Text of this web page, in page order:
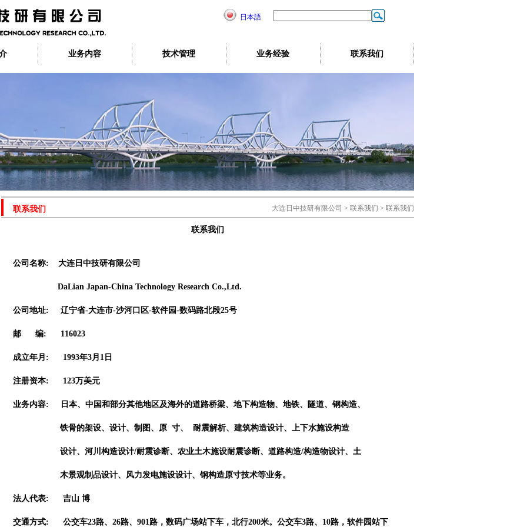
日本語
业务内容 技术管理 业务经验 联系我们
联系我们 大连日中技研有限公司 > 联系我们 > 联系我们
联系我们
公司名称: 大连日中技研有限公司
DaLian Japan-China Technology Research Co.,Ltd.
公司地址: 辽宁省-大连市-沙河口区-软件园-数码路北段25号
邮 编: 116023
成立年月 : 1993年3月 1 日
注册资本: 123万美元
业务内容: 日本、中国和部分其他地区及海外的道路桥梁、地下构造物、地铁、隧道、钢构造、
铁骨的架设、设计、制图、原 寸、 耐震解析、建筑构造设计、上下水施设构造
设计、河川构造设计/耐震诊断、农业土木施设耐震诊断、道路构造/构造物设计、土
木景观制品设计、风力发电施设设计、钢构造原寸技术等业务。
法人代表: 吉山 博
交通方式: 公交车23路、 26路、 901路，数码广场站下车，北行200米。公交车3路、 10路，软件园站下